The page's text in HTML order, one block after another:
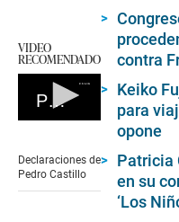
VIDEO
RECOMENDADO
Pedro Castillo
of
0
Declaraciones de
Pedro Castillo
contra
Keiko
para
opone
Patricia
en su
‘Los